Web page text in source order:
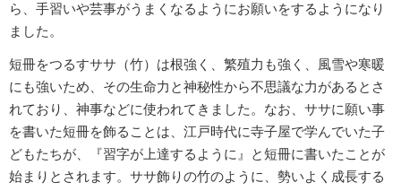
ら、手習いや芸事がうまくなるようにお願いをするようになり
ました。
短冊をつるすササ（竹）は根強く、繁殖力も強く、風雪や寒暖
にも強いため、その生命力と神秘性から不思議な力があるとさ
れており、神事などに使われてきました。なお、ササに願い事
を書いた短冊を飾ることは、江戸時代に寺子屋で学んでいた子
どもたちが、『習字が上達するように』と短冊に書いたことが
始まりとされます。ササ飾りの竹のように、勢いよく成長する